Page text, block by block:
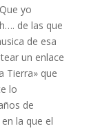
yo
de las que
de esa
un enlace
Tierra» que
lo
de
la que el